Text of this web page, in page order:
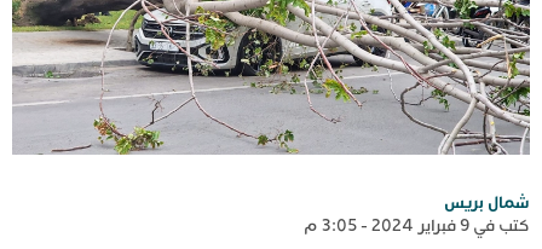
شمال بريس
كتب في 9 فبراير 2024 - 3:05 م